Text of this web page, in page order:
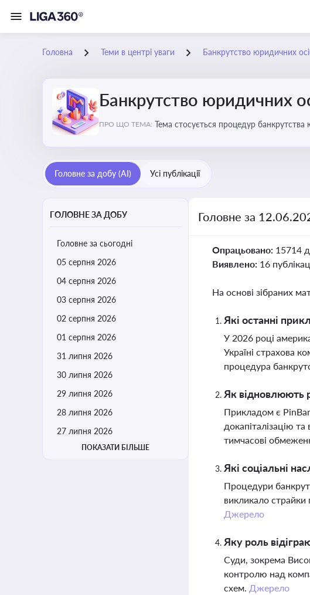
Головна Теми в центрі уваги Банкрутство юридичних
Банкрутство юридичних
ПРО ЩО ТЕМА: Тема стосується процедур банкрутства
Головне за добу (AI) Усі публікації
ГОЛОВНЕ ЗА ДОБУ
Головне за сьогодні
05 серпня 2026
04 серпня 2026
03 серпня 2026
02 серпня 2026
01 серпня 2026
31 липня 2026
30 липня 2026
29 липня 2026
28 липня 2026
27 липня 2026
ПОКАЗАТИ БІЛЬШЕ
Головне за
Опрацьовано: 15714
Виявлено: 16
На основі зібраних
Які останні
У 2026 році
Україні страхова
процедура
Як відновлюють
Прикладом є
докапіталізацію
тимчасові
Які соціальні
Процедури
викликало страйки
Джерело
Яку роль
Суди, зокрема
контролю над
схем. Джерело